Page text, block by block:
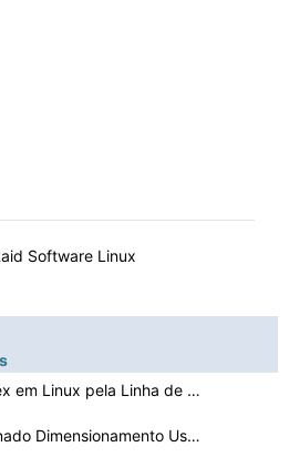
Software Linux
Como editar um arquivo Hex em Linux pela Linha de Coman…
Como calcular Ar Condicionado Dimensionamento Usando Li…